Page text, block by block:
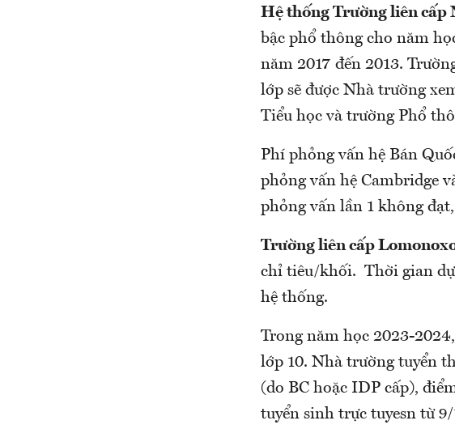
Hệ thống Trường liên cấp
bậc phổ thông cho năm
năm 2017 đến 2013.
lớp sẽ được Nhà trường
Tiểu học và trường Phổ
Phí phỏng vấn hệ Bán
phỏng vấn hệ Cambridge
phỏng vấn lần 1 không
Trường liên cấp
chỉ tiêu/khối. Thời gian dự
hệ thống.
Trong năm học 2023-2024,
lớp 10. Nhà trường tuyển
(do BC hoặc IDP cấp),
tuyển sinh trực tuyesn từ